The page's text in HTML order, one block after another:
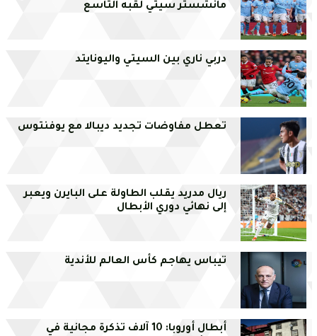
مانشستر سيتي لقبه التاسع
دربي ناري بين السيتي واليونايتد
تعطل مفاوضات تجديد ديبالا مع يوفنتوس
ريال مدريد يقلب الطاولة على البايرن ويعبر
إلى نهائي دوري الأبطال
تيباس يهاجم كأس العالم للأندية
أبطال أوروبا: 10 آلاف تذكرة مجانية في